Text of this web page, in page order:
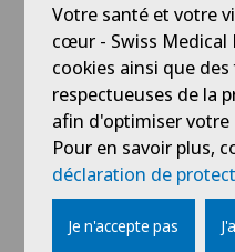
Medicentre Biel-Bienne
Dr méd. Samuel
Spécialisation
Médecine interne générale
Votre santé et votre
cœur - Swiss
cookies ainsi que
respectueuses de la
afin d'optimiser votre
Pour en savoir plus,
déclaration de
Je n'accepte pas